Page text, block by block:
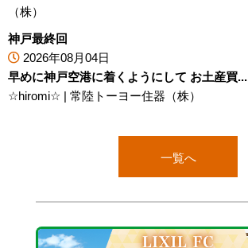
（株）
神戸最終回
2026年08月04日
早めに神戸空港に着くようにして お土産買...
☆hiromi☆ | 常陸トーヨー住器（株）
一覧へ